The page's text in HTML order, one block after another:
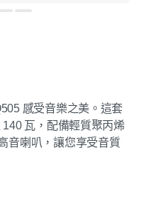
感受音樂之美。這套
瓦，配備輕質聚丙烯
音喇叭，讓您享受音質